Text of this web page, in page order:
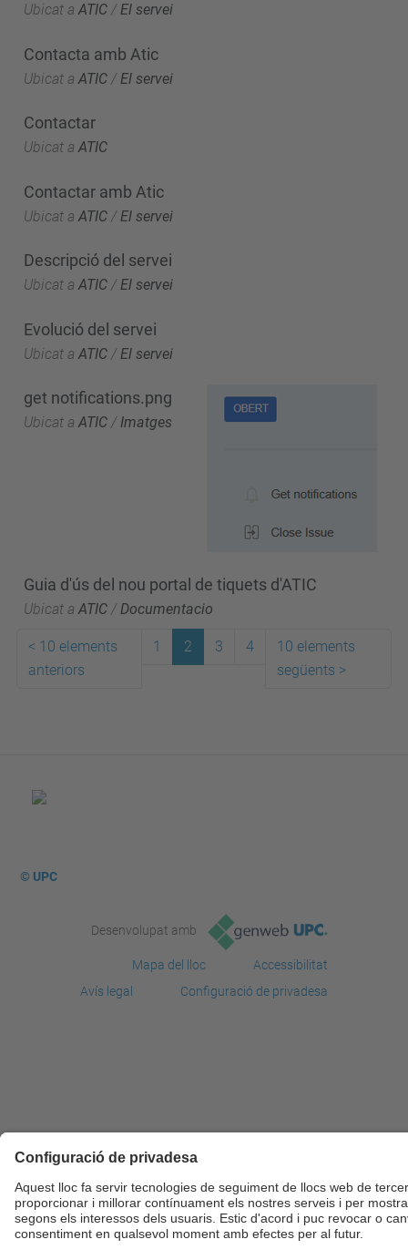
Ubicat a ATIC /El servei
Contacta amb Atic
Ubicat a ATIC / El servei
Contactar
Ubicat a ATIC
Contactar amb Atic
Ubicat a ATIC / El servei
Descripció del servei
Ubicat a ATIC /El servei
Evolució del servei
Ubicat a ATIC / El servei
get notifications.png
Ubicat a ATIC / Imatges
Guia d'ús del nou portal de tiquets d'ATIC
Ubicat a ATIC / Documentacio
< 10 elements
anteriors
1 2 3 4
10 elements
següents >
© UPC
Desenvolupat amb
Mapa del lloc
Accessibilitat
Avís legal
Configuració de privadesa